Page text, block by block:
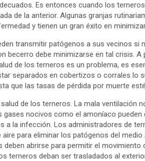
Es entonces cuando los
de la anterior. Algunas granjas
y tienen un gran éxito en
transmitir patógenos a sus vecinos si
becerro debe minimizarse en tal crisis.
de los terneros es un problema, es
separados en cobertizos o corrales lo
que las tasas de pérdida por muerte
de los terneros. La mala ventilación
gases nocivos como el amoníaco
a la infección. Los administradores de
para eliminar los patógenos del
deben abrirse para permitir el
terneros deban ser trasladados al